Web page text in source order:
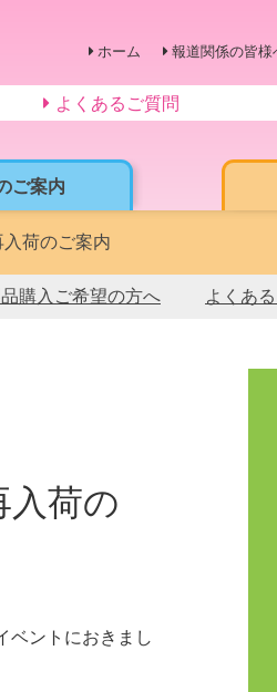
ご案内
ホーム 報道関係の皆様
よくあるご質問
入荷のご案内
購入ご希望の方へ よくあ
ベントにおきまし